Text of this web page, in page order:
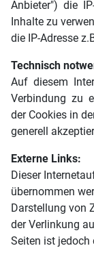
Anbieter") die
Inhalte zu
die IP-Adresse
Technisch
Auf diesem
Verbindung zu
der Cookies in
generell
Externe Links:
Dieser
übernommen
Darstellung von
der Verlinkung
Seiten ist jedoch